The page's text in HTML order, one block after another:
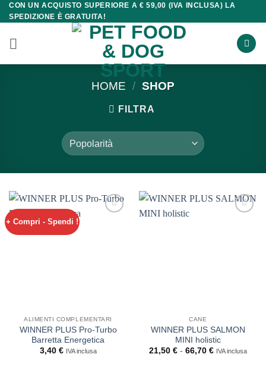
Salta
ai
contenuti
CON UN ACQUISTO SUPERIORE A € 59,00 (IVA INCLUSA) LA
SPEDIZIONE È GRATUITA!
HOME / SHOP
FILTRA
+ Compri - Spendi !
ALIMENTI COMPLEMENTARI
WINNER PLUS Pro-Turbo
Barretta Energetica
3,40 € IVA inclusa
CANE
WINNER PLUS SALMON
MINI holistic
21,50 € - 66,70 €Fascia
IVA inclusa